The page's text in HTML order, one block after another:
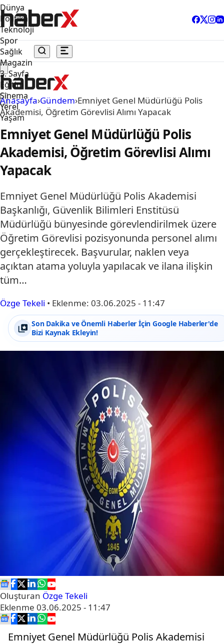
Dünya
Politika
Teknoloji
Spor
Sağlık
Magazin
3. Sayfa
Eğitim
Sinema
Yerel
Yaşam
Anasayfa›Gündem›Emniyet Genel Müdürlüğü Polis
Akademisi, Öğretim Görevlisi Alımı Yapacak
Emniyet Genel Müdürlüğü Polis
Akademisi, Öğretim Görevlisi Alımı
Yapacak
Emniyet Genel Müdürlüğü Polis Akademisi
Başkanlığı, Güvenlik Bilimleri Enstitüsü
Müdürlüğü bünyesinde görevlendirilmek üzere
Öğretim Görevlisi pozisyonunda personel alımı
gerçekleştirecek. Başvurular, naklen veya
açıktan atama yoluyla yapılacak ve ilana ilişkin
tüm…
Özge Tekeli • Eklenme: 03.06.2025 - 11:47
Son Dakika ve Önemli Haberler İçin Google Haberler'de
Bizi Kaynak Ekleyin!
Oluşturan Özge Tekeli
Eklenme 03.06.2025 - 11:47
Emniyet Genel Müdürlüğü Polis Akademisi